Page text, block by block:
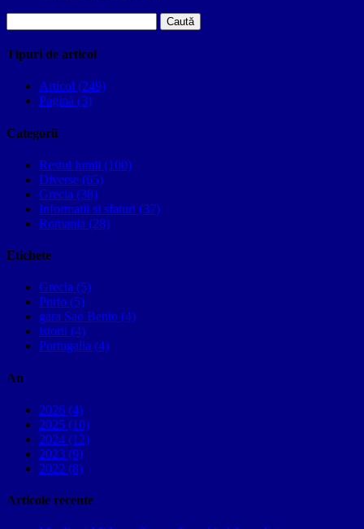
după:
Tipuri de articol
Articol (249)
Pagină (3)
Categorii
Restul lumii (100)
Diverse (65)
Grecia (38)
Informatii si sfaturi (37)
Romania (28)
Etichete
Grecia (5)
Porto (5)
gara Sao Bento (4)
istorii (4)
Portugalia (4)
An
2026 (4)
2025 (10)
2024 (12)
2023 (9)
2022 (8)
Articole recente